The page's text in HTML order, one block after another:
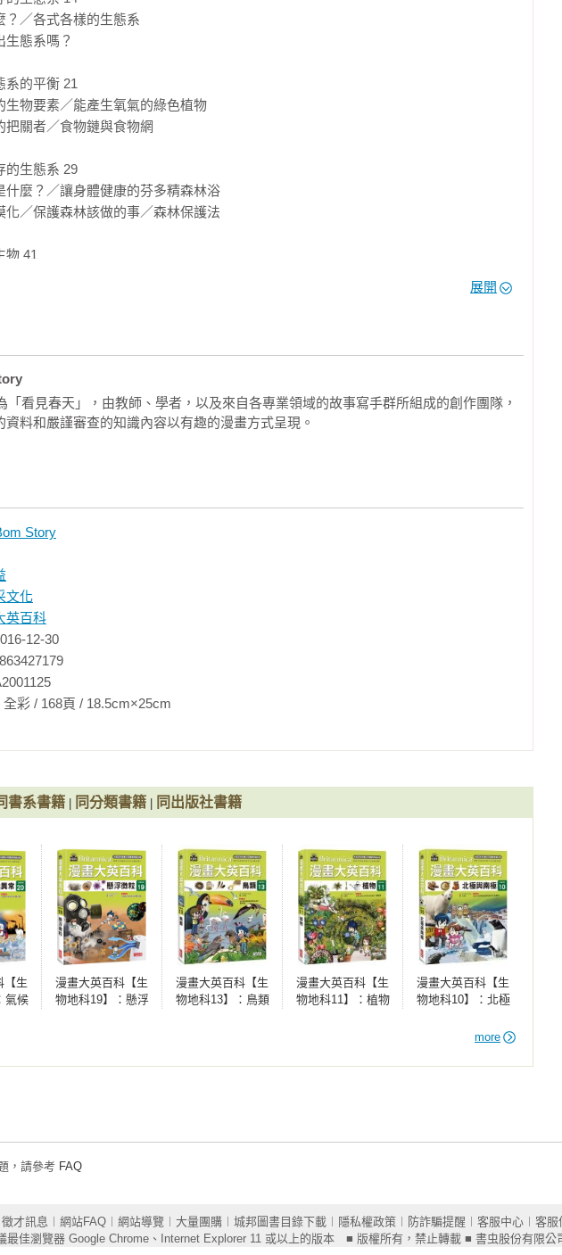
中、高中、大學教師振臂疾呼推薦！
市德化國小總務主任
縣聯興國小
縣橋頭國小
縣羅東國中生物科教師
自強國中
南大附小
市東門國小、民報「教養不正經」專欄作家KK笑
叔）／新竹市北門國小
縣屏東高中歷史科教師
市中山女高國文科教師、《學思達》作者
東門國小
市瑞穗國小資優班、臺中市國教輔導團自然領域輔導員
陽光國小
大進國小
武林國小
建功國小
金華國中英語科教師
西湖國小
活化學創辦人、Po總編
沙鹿國小
、地表最強國文課沒有之一版主
市新生國小
縣橋頭國小
市實中國小
市聯興國小校長
縣媽厝國小
大學生命科學助理教授、老葉的生物化學部落客
縣橋頭國小
大學助理教授、新北市新北高中歷史科教師
市碧湖國小資優班
市大直高中數學科教師
教育博士、國小教師
頭城國小
中市新平國小
市臺中教大實小、臺中市自然科輔導團輔導員
姓氏筆劃排序）
？／各式各樣的生態系
生態系嗎？
系的平衡 21
生物要素／能產生氧氣的綠色植物
把關者／食物鏈與食物網
的生態系 29
什麼？／讓身體健康的芬多精森林浴
化／保護森林該做的事／森林保護法
物 41
水質等級指標／突變的生物
庭汙水／河川優養化
染事件
！ 62
事件／海洋的敵人∼塑膠
的影響／落實小行動，守護大海洋！
！ 69
造成的呼吸系統疾病／因大氣汙染而枯萎的植物
群？／降低室內空氣汙染的方法
浮微粒
與酸雨 78
的？／發生煙霧時的應對措施
因／pH值（氫離子濃度指數）
藥／減少土壤汙染的方法／美國愛河事件
輻射
98
∼臭氧層／氟氯碳化物與鹵化烷氣體
／空氣汙染指標值
球 105
乾旱日／沙塵暴安全防護守則
染 120
射線？／用途廣泛的放射線
故災害／國際核能事件分級表
展開
「看見春天」，由教師、學者，以及來自各專業領域的故事寫手群所組成的創作團隊，
資料和嚴謹審查的知識內容以有趣的漫畫方式呈現。
Story
文化
英百科
12-30
/ 全彩 / 168頁 / 18.5cm×25cm
書系書籍 同分類書籍 同出版社書籍
【生
氣候
漫畫大英百科【生
物地科19】：懸浮
漫畫大英百科【生
物地科13】：鳥類
漫畫大英百科【生
物地科11】：植物
漫畫大英百科【生
物地科10】：北極
more
，請參考 FAQ
徵才訊息 網站FAQ︱ 網站導覽︱ 大量團購︱ 城邦圖書目錄下載︱ 隱私權政策︱ 防詐騙提醒 客服中心︱ 客服
最佳瀏覽器 Google Chrome 、Internet Explorer 11 或以上的版本 ■ 版權所有，禁止轉載 ■ 書虫股份有限公